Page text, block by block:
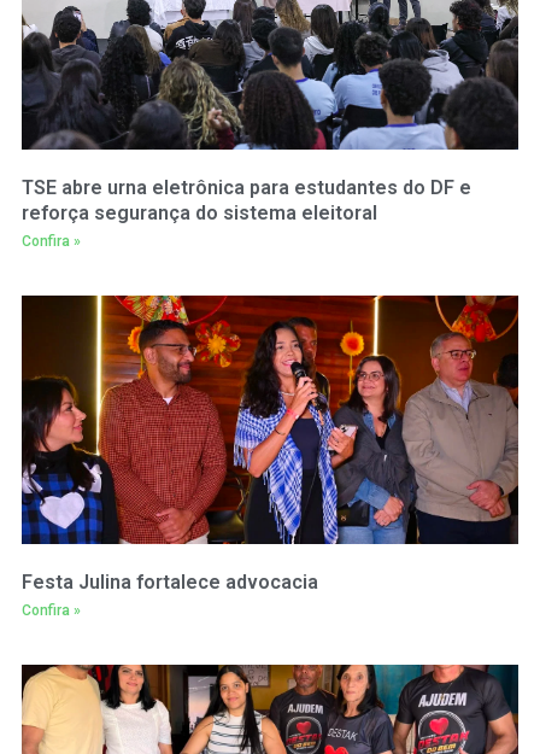
TSE abre urna eletrônica para estudantes do DF e
reforça segurança do sistema eleitoral
Confira »
Festa Julina fortalece advocacia
Confira »